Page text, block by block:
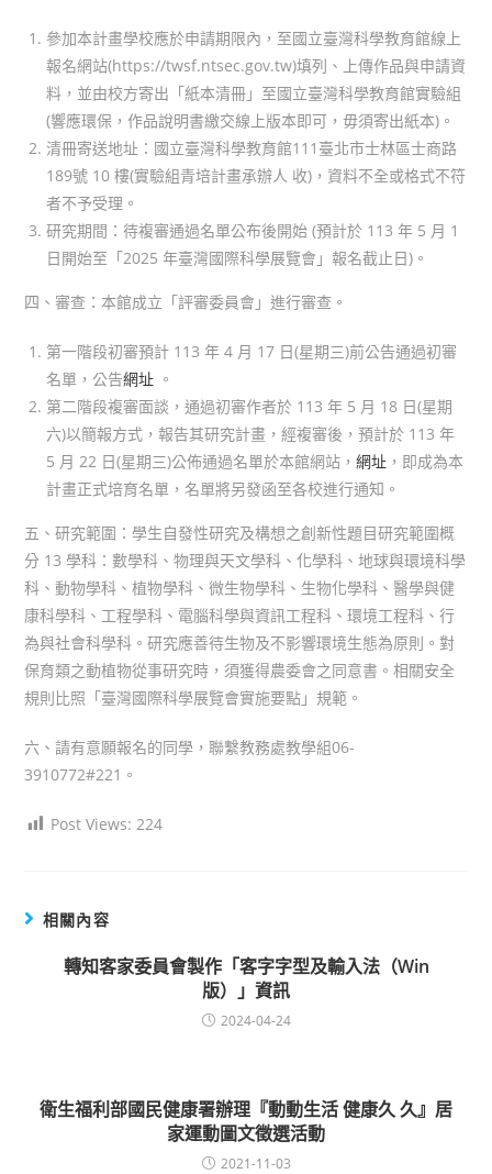
參加本計畫學校應於申請期限內，至國立臺灣科學教育館線上
報名網站(https://twsf.ntsec.gov.tw)填列、上傳作品與申請資
料，並由校方寄出「紙本清冊」至國立臺灣科學教育館實驗組
(響應環保，作品說明書繳交線上版本即可，毋須寄出紙本)。
清冊寄送地址：國立臺灣科學教育館111臺北市士林區士商路
189號 10 樓(實驗組青培計畫承辦人 收)，資料不全或格式不符
者不予受理。
研究期間：待複審通過名單公布後開始 (預計於 113 年 5 月 1
日開始至「2025 年臺灣國際科學展覽會」報名截止日)。
四、審查：本館成立「評審委員會」進行審查。
第一階段初審預計 113 年 4 月 17 日(星期三)前公告通過初審
名單，公告網址 。
第二階段複審面談，通過初審作者於 113 年 5 月 18 日(星期
六)以簡報方式，報告其研究計畫，經複審後，預計於 113 年
5 月 22 日(星期三)公佈通過名單於本館網站，網址 ，即成為本
計畫正式培育名單，名單將另發函至各校進行通知。
五、研究範圍：學生自發性研究及構想之創新性題目研究範圍概
分 13 學科：數學科、物理與天文學科、化學科、地球與環境科學
科、動物學科、植物學科、微生物學科、生物化學科、醫學與健
康科學科、工程學科、電腦科學與資訊工程科、環境工程科、行
為與社會科學科。研究應善待生物及不影響環境生態為原則。對
保育類之動植物從事研究時，須獲得農委會之同意書。相關安全
規則比照「臺灣國際科學展覽會實施要點」規範。
六、請有意願報名的同學，聯繫教務處教學組06-
3910772#221。
Post Views: 224
相關內容
轉知客家委員會製作「客字字型及輸入法（Win
版）」資訊
2024-04-24
衛生福利部國民健康署辦理『動動生活 健康久 久』居
家運動圖文徵選活動
2021-11-03